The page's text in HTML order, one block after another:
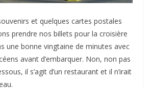
et quelques cartes postales
prendre nos billets pour la croisière
une bonne vingtaine de minutes avec
avant d’embarquer. Non, non pas
il s’agit d’un restaurant et il n’irait